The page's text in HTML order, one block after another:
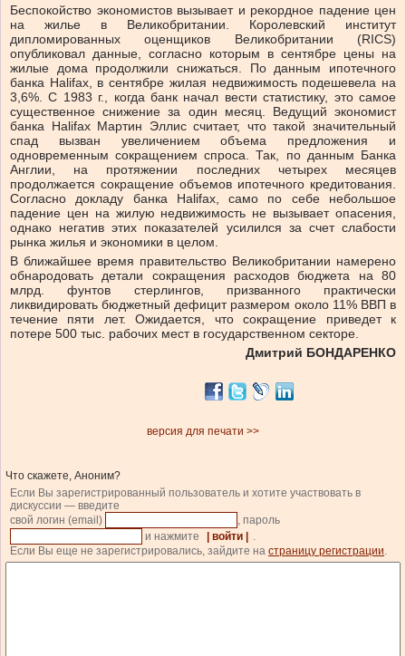
Беспокойство экономистов вызывает и рекордное падение цен
на жилье в Великобритании. Королевский институт
дипломированных оценщиков Великобритании (RICS)
опубликовал данные, согласно которым в сентябре цены на
жилые дома продолжили снижаться. По данным ипотечного
банка Halifax, в сентябре жилая недвижимость подешевела на
3,6%. С 1983 г., когда банк начал вести статистику, это самое
существенное снижение за один месяц. Ведущий экономист
банка Halifax Мартин Эллис считает, что такой значительный
спад вызван увеличением объема предложения и
одновременным сокращением спроса. Так, по данным Банка
Англии, на протяжении последних четырех месяцев
продолжается сокращение объемов ипотечного кредитования.
Согласно докладу банка Halifax, само по себе небольшое
падение цен на жилую недвижимость не вызывает опасения,
однако негатив этих показателей усилился за счет слабости
рынка жилья и экономики в целом.
В ближайшее время правительство Великобритании намерено
обнародовать детали сокращения расходов бюджета на 80
млрд. фунтов стерлингов, призванного практически
ликвидировать бюджетный дефицит размером около 11% ВВП в
течение пяти лет. Ожидается, что сокращение приведет к
потере 500 тыс. рабочих мест в государственном секторе.
Дмитрий БОНДАРЕНКО
версия для печати >>
Что скажете, Аноним?
Если Вы зарегистрированный пользователь и хотите участвовать в
дискуссии — введите
свой логин (email)
, пароль
и нажмите
| войти |
.
Если Вы еще не зарегистрировались, зайдите на страницу регистрации.